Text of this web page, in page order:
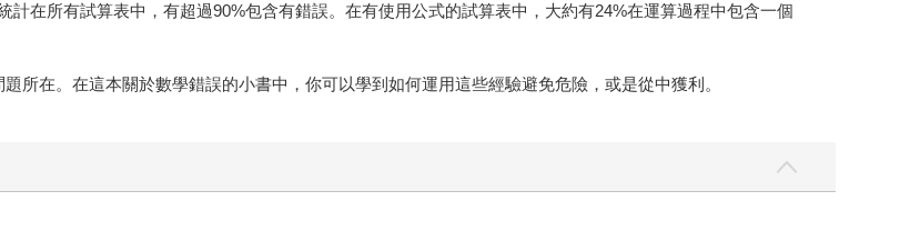
在所有試算表中，有超過90%包含有錯誤。在有使用公式的試算表中，大約有24%在運算過程中包含一個
所在。在這本關於數學錯誤的小書中，你可以學到如何運用這些經驗避免危險，或是從中獲利。